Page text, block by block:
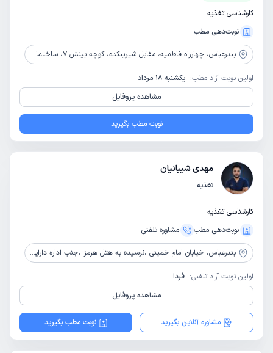
کارشناسی تغذیه
نوبت‌دهی مطب
بندرعباس، چهارراه فاطمیه، مقابل شیرینکده، کوچه بینش 7، ساختمان کیمیا، طبقه 2، واحد 2
اولین نوبت آزاد مطب: یکشنبه 18 مرداد
مشاهده پروفایل
نوبت مطب بگیرید
مهدی شیبانیان
تغذیه
کارشناسی تغذیه
نوبت‌دهی مطب
مشاوره‌ تلفنی
بندرعباس، خیابان امام خمینی ،نرسیده به هتل هرمز ،جنب اداره دارایی ،درمانگاه فرهنگیان
اولین نوبت آزاد تلفنی: فردا
مشاهده پروفایل
مشاوره آنلاین بگیرید نوبت مطب بگیرید